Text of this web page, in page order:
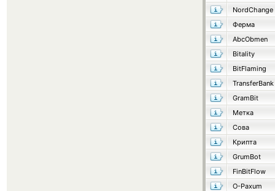
NordChange
Ферма
AbcObmen
Bitality
BitFlaming
TransferBank
GramBit
Метка
Сова
Крипта
GrumBot
FinBitFlow
O-Paxum